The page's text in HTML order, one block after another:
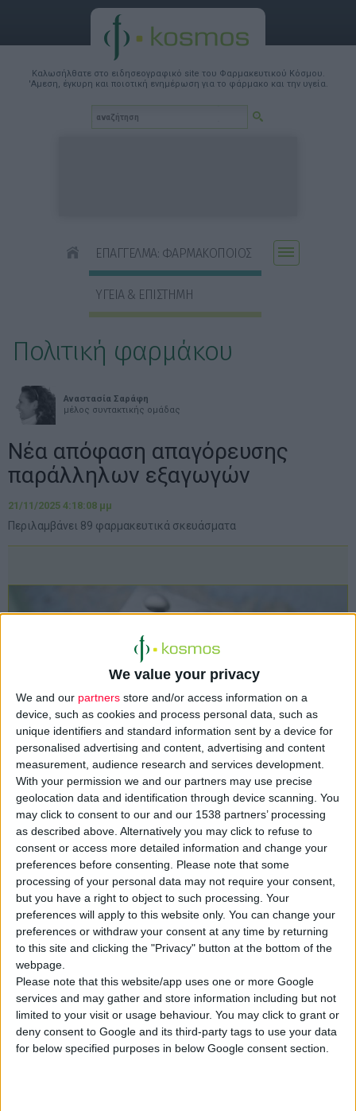
We value your privacy
We and our partners store and/or access information on a
device, such as cookies and process personal data, such as
unique identifiers and standard information sent by a device for
personalised advertising and content, advertising and content
measurement, audience research and services development.
With your permission we and our partners may use precise
geolocation data and identification through device scanning. You
may click to consent to our and our 1538 partners’ processing
as described above. Alternatively you may click to refuse to
consent or access more detailed information and change your
preferences before consenting.
Please note that some
processing of your personal data may not require your consent,
but you have a right to object to such processing. Your
preferences will apply to this website only. You can change your
preferences or withdraw your consent at any time by returning
to this site and clicking the "Privacy" button at the bottom of the
webpage.
Please note that this website/app uses one or more Google
services and may gather and store information including but not
limited to your visit or usage behaviour. You may click to grant or
deny consent to Google and its third-party tags to use your data
for below specified purposes in below Google consent section.
Καλωσήλθατε στο ειδησεογραφικό site του Φαρμακευτικού Κόσμου.
'Αμεση, έγκυρη και ποιοτική ενημέρωση για το φάρμακο και την υγεία.
ΕΠΑΓΓΕΛΜΑ: ΦΑΡΜΑΚΟΠΟΙΟΣ
ΥΓΕΙΑ & ΕΠΙΣΤΗΜΗ
Πολιτική φαρμάκου
Αναστασία Σαράφη
μέλος συντακτικής ομάδας
Νέα απόφαση απαγόρευσης
παράλληλων εξαγωγών
21/11/2025 4:18:08 μμ
Περιλαμβάνει 89 φαρμακευτικά σκευάσματα
Από σήμερα 21 Νοεμβρίου τίθεται σε ισχύ η αναθεωρημένη
απόφαση τουΕΟΦγια την απαγόρευσηπαράλληλων εξαγωγών
και ενδοκοινοτικής διακίνησης σε 89 φαρμακευτικά σκευάσματα.
Στη λίστα περιλαμβάνονται οι συνήθεις κατηγορίεςελλειπτικών
φαρμάκων, όπως αντιβιοτικά, αντιδιαβητικά φάρμακα και
εμβόλια, αντιπηκτικά, ηπαρίνες, ογκολογικές θεραπείες,
αντιψυχωτικά, κολλύρια κ.ά. Όπως αναφέρεται στην ανακοίνωση,
η επιλογή των φαρμάκων που τίθενται υπό απαγόρευση γίνεται
μετά από αξιολόγηση των στοιχείων επάρκειας της αγοράς.
Αξίζει να σημειωθεί ότι συγκριτικά με την προηγούμενη
αντίστοιχη απόφαση (στα τέλη Αυγούστου) η τωρινή
περιλαμβάνει ελαφρώς λιγότερα σκευάσματα (89 έναντι 95), παρά